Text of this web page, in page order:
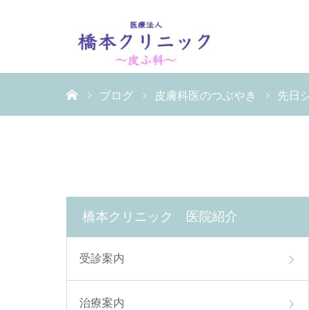
ブログ 皮膚科医のつぶやき 先日
橋本クリニック 医院紹介
受診案内
治療案内